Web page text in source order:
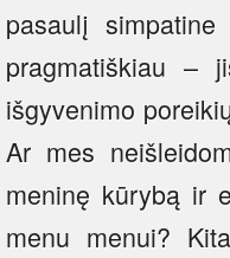
pasaulį
pragmatiškiau –
išgyvenimo
Ar mes
meninę kūrybą ir
menu menui?